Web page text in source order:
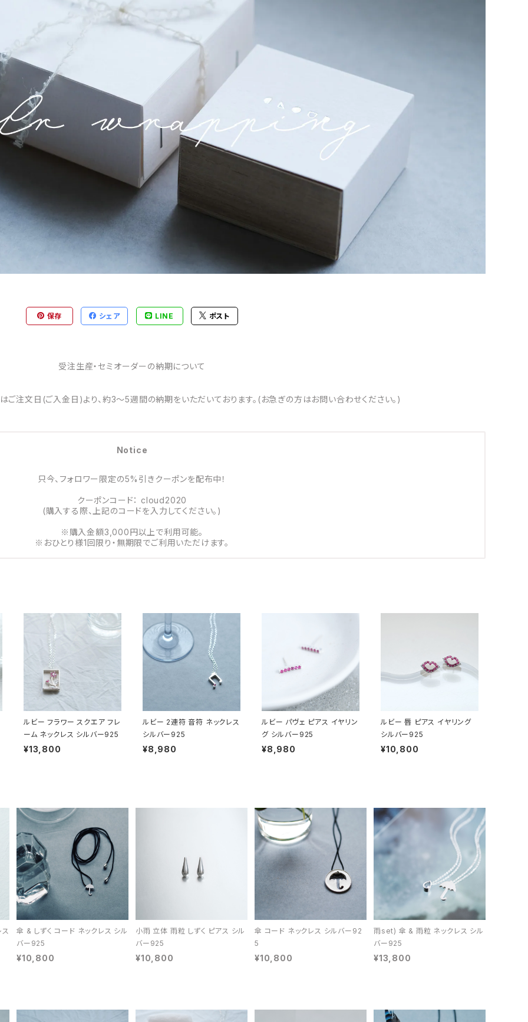
保存 シェア LINE ポスト
受注生産・セミオーダーの納期について
ご注文日(ご入金日)より、約3～5週間の納期をいただいております。(お急ぎの方はお問い合わせください。)
Notice
只今、フォロワー限定の5%引きクーポンを配布中！
クーポンコード： cloud2020
(購入する際、上記のコードを入力してください。)
※購入金額3,000円以上で利用可能。
※おひとり様1回限り・無期限でご利用いただけます。
ルビー フラワー スクエア フレ
ーム ネックレス シルバー925
¥13,800
ルビー 2連符 音符 ネックレス
シルバー925
¥8,980
ルビー パヴェ ピアス イヤリン
グ シルバー925
¥8,980
ルビー 唇 ピアス イヤリング
シルバー925
¥10,800
傘 & しずく コード ネックレス シル
バー925
¥10,800
小雨 立体 雨粒 しずく ピアス シル
バー925
¥10,800
傘 コード ネックレス シルバー92
5
¥10,800
雨set) 傘 & 雨粒 ネックレス シル
バー925
¥13,800